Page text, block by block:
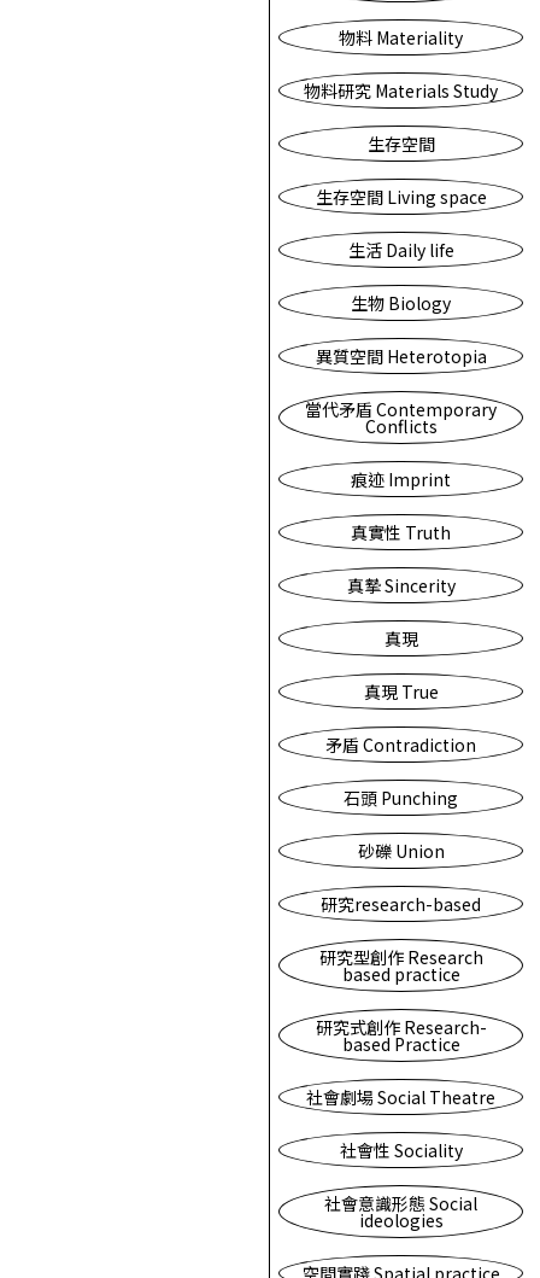
物料 Materiality
物料研究 Materials Study
生存空間
生存空間 Living space
生活 Daily life
生物 Biology
異質空間 Heterotopia
當代矛盾 Contemporary
Conflicts
痕迹 Imprint
真實性 Truth
真摯 Sincerity
真現
真現 True
矛盾 Contradiction
石頭 Punching
砂礫 Union
研究research-based
研究型創作 Research
based practice
研究式創作 Research-
based Practice
社會劇場 Social Theatre
社會性 Sociality
社會意識形態 Social
ideologies
空間實踐 Spatial practice